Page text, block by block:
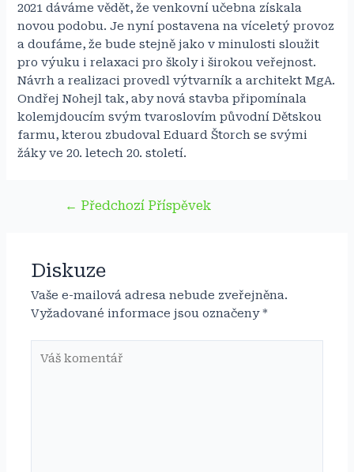
2021 dáváme vědět, že venkovní učebna získala
novou podobu. Je nyní postavena na víceletý provoz
a doufáme, že bude stejně jako v minulosti sloužit
pro výuku i relaxaci pro školy i širokou veřejnost.
Návrh a realizaci provedl výtvarník a architekt MgA.
Ondřej Nohejl tak, aby nová stavba připomínala
kolemjdoucím svým tvaroslovím původní Dětskou
farmu, kterou zbudoval Eduard Štorch se svými
žáky ve 20. letech 20. století.
Navigace
← Předchozí Příspěvek
Diskuze
Vaše e-mailová adresa nebude zveřejněna.
Vyžadované informace jsou označeny*
komentář